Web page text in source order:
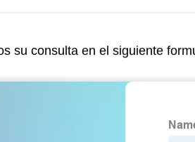
su consulta en el siguiente